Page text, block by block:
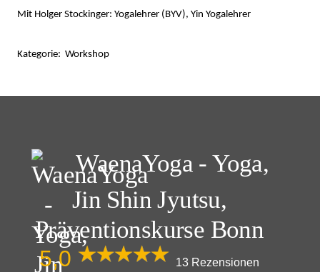
Mit Holger Stockinger: Yogalehrer (BYV), Yin Yogalehrer
Kategorie: Workshop
WaenaYoga - Yoga,
Jin Shin Jyutsu,
Präventionskurse Bonn
5,0 13 Rezensionen